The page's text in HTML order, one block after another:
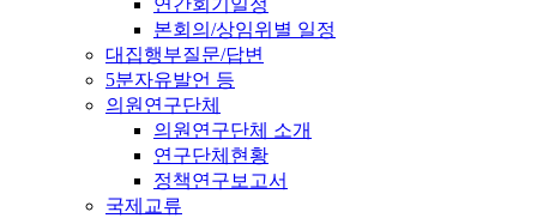
연간회기일정
본회의/상임위별 일정
대집행부질문/답변
5분자유발언 등
의원연구단체
의원연구단체 소개
연구단체현황
정책연구보고서
국제교류